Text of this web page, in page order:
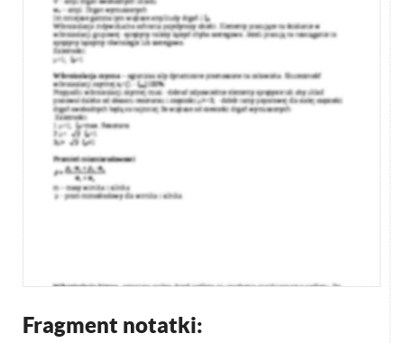
Fragment notatki: